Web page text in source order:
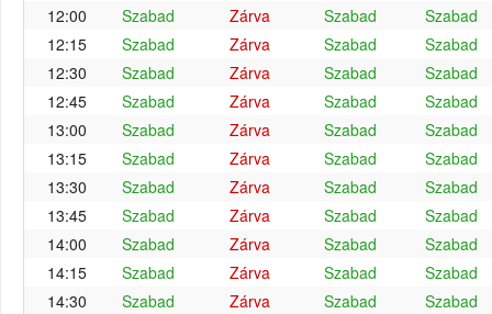
12:00
Szabad Zárva Szabad
Szabad
12:15
Szabad Zárva Szabad
Szabad
12:30
Szabad Zárva Szabad
Szabad
12:45
Szabad Zárva Szabad
Szabad
13:00
Szabad Zárva Szabad
Szabad
13:15
Szabad Zárva Szabad
Szabad
13:30
Szabad Zárva Szabad
Szabad
13:45
Szabad Zárva Szabad
Szabad
14:00
Szabad Zárva Szabad
Szabad
14:15
Szabad Zárva Szabad
Szabad
14:30
Szabad Zárva Szabad
Szabad